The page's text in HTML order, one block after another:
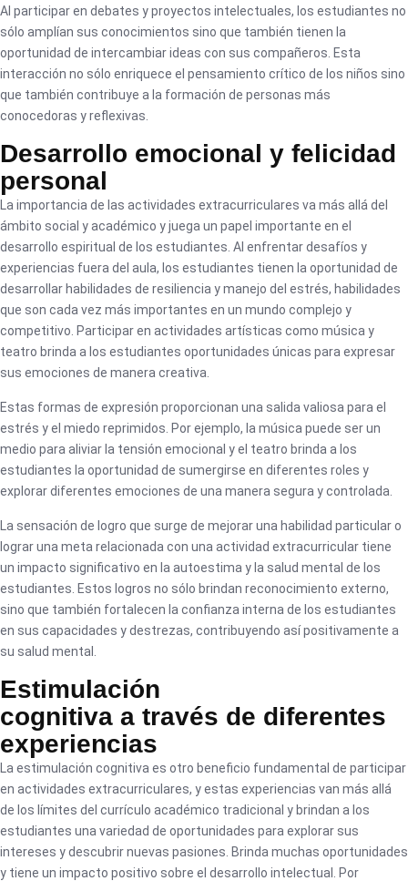
Al participar en debates y proyectos intelectuales, los estudiantes no
sólo amplían sus conocimientos sino que también tienen la
oportunidad de intercambiar ideas con sus compañeros. Esta
interacción no sólo enriquece el pensamiento crítico de los niños sino
que también contribuye a la formación de personas más
conocedoras y reflexivas.
Desarrollo emocional y felicidad
personal
La importancia de las actividades extracurriculares va más allá del
ámbito social y académico y juega un papel importante en el
desarrollo espiritual de los estudiantes. Al enfrentar desafíos y
experiencias fuera del aula, los estudiantes tienen la oportunidad de
desarrollar habilidades de resiliencia y manejo del estrés, habilidades
que son cada vez más importantes en un mundo complejo y
competitivo. Participar en actividades artísticas como música y
teatro brinda a los estudiantes oportunidades únicas para expresar
sus emociones de manera creativa.
Estas formas de expresión proporcionan una salida valiosa para el
estrés y el miedo reprimidos. Por ejemplo, la música puede ser un
medio para aliviar la tensión emocional y el teatro brinda a los
estudiantes la oportunidad de sumergirse en diferentes roles y
explorar diferentes emociones de una manera segura y controlada.
La sensación de logro que surge de mejorar una habilidad particular o
lograr una meta relacionada con una actividad extracurricular tiene
un impacto significativo en la autoestima y la salud mental de los
estudiantes. Estos logros no sólo brindan reconocimiento externo,
sino que también fortalecen la confianza interna de los estudiantes
en sus capacidades y destrezas, contribuyendo así positivamente a
su salud mental.
Estimulación
cognitiva a través de diferentes
experiencias
La estimulación cognitiva es otro beneficio fundamental de participar
en actividades extracurriculares, y estas experiencias van más allá
de los límites del currículo académico tradicional y brindan a los
estudiantes una variedad de oportunidades para explorar sus
intereses y descubrir nuevas pasiones. Brinda muchas oportunidades
y tiene un impacto positivo sobre el desarrollo intelectual. Por